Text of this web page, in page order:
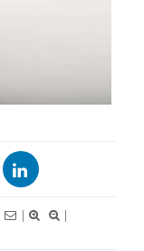
|
|